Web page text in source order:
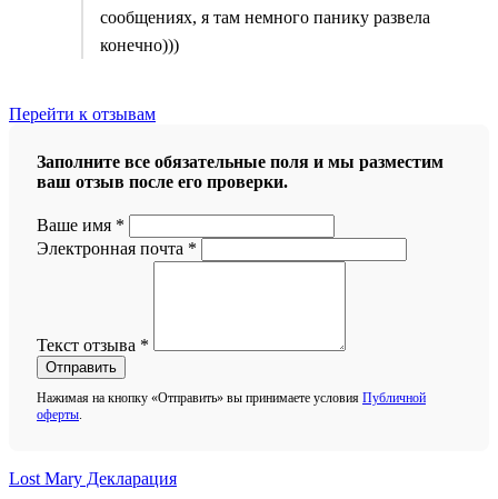
сообщениях, я там немного панику развела
конечно)))
Перейти к отзывам
Заполните все обязательные поля и мы разместим
ваш отзыв после его проверки.
Ваше имя *
Электронная почта *
Текст отзыва *
Отправить
Нажимая на кнопку «Отправить» вы принимаете условия Публичной
оферты.
Lost Mary Декларация